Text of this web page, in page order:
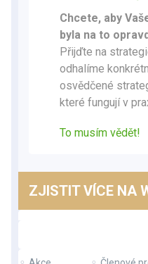
Chcete, aby
byla na to
Přijďte na
odhalíme
osvědčené
které fungují v
To musím vědět!
ZJISTIT VÍCE NA